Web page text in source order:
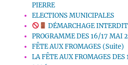
PIERRE
ELECTIONS MUNICIPALES
DÉMARCHAGE INTERDIT
PROGRAMME DES 16/17 MAI
FÊTE AUX FROMAGES (Suite)
LA FÊTE AUX FROMAGES